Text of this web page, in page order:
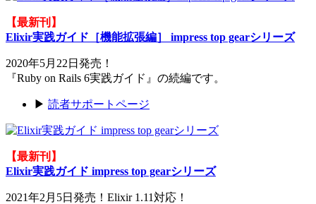
【最新刊】
Elixir実践ガイド［機能拡張編］ impress top gearシリーズ
2020年5月22日発売！
『Ruby on Rails 6実践ガイド』の続編です。
▶ 読者サポートページ
【最新刊】
Elixir実践ガイド impress top gearシリーズ
2021年2月5日発売！Elixir 1.11対応！